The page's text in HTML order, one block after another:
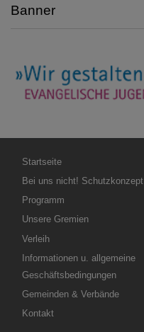
Banner
Hauptnavigation
Startseite
Bei uns nicht! Schutzkonzept
Programm
Unsere Gremien
Verleih
Informationen u. allgemeine
Geschäftsbedingungen
Gemeinden & Verbände
Kontakt